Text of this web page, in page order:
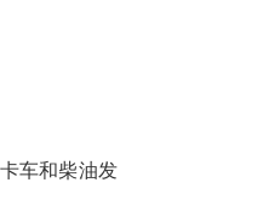
车和柴油发